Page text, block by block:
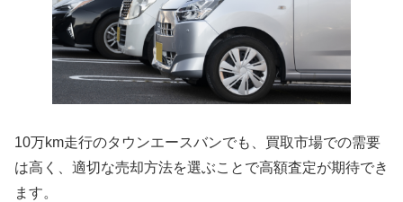
10万km走行のタウンエースバンでも、買取市場での需要
は高く、適切な売却方法を選ぶことで高額査定が期待でき
ます。